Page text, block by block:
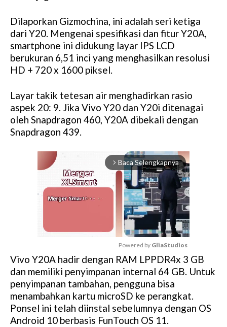
Dilaporkan Gizmochina, ini adalah seri ketiga
dari Y20. Mengenai spesifikasi dan fitur Y20A,
smartphone ini didukung layar IPS LCD
berukuran 6,51 inci yang menghasilkan resolusi
HD + 720 x 1600 piksel.
Layar takik tetesan air menghadirkan rasio
aspek 20: 9. Jika Vivo Y20 dan Y20i ditenagai
oleh Snapdragon 460, Y20A dibekali dengan
Snapdragon 439.
arrow_forward_ios Baca Selengkapnya
M
u
t
e
Powered by GliaStudios
Vivo Y20A hadir dengan RAM LPPDR4x 3 GB
dan memiliki penyimpanan internal 64 GB. Untuk
penyimpanan tambahan, pengguna bisa
menambahkan kartu microSD ke perangkat.
Ponsel ini telah diinstal sebelumnya dengan OS
Android 10 berbasis FunTouch OS 11.